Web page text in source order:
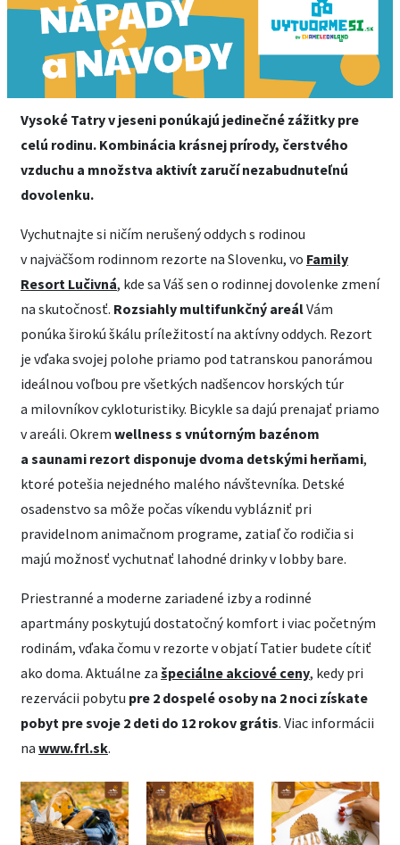
Vysoké Tatry v jeseni ponúkajú jedinečné zážitky pre
celú rodinu. Kombinácia krásnej prírody, čerstvého
vzduchu a množstva aktivít zaručí nezabudnuteľnú
dovolenku.
Vychutnajte si ničím nerušený oddych s rodinou
v najväčšom rodinnom rezorte na Slovenku, vo Family
Resort Lučivná, kde sa Váš sen o rodinnej dovolenke zmení
na skutočnosť. Rozsiahly multifunkčný areálVám
ponúka širokú škálu príležitostí na aktívny oddych. Rezort
je vďaka svojej polohe priamo pod tatranskou panorámou
ideálnou voľbou pre všetkých nadšencov horských túr
a milovníkov cykloturistiky. Bicykle sa dajú prenajať priamo
v areáli. Okrem wellness s vnútorným bazénom
a saunami rezort disponuje dvoma detskými herňami,
ktoré potešia nejedného malého návštevníka. Detské
osadenstvo sa môže počas víkendu vyblázniť pri
pravidelnom animačnom programe, zatiaľ čo rodičia si
majú možnosť vychutnať lahodné drinky v lobby bare.
Priestranné a moderne zariadené izby a rodinné
apartmány poskytujú dostatočný komfort i viac početným
rodinám, vďaka čomu v rezorte v objatí Tatier budete cítiť
ako doma. Aktuálne za špeciálne akciové ceny, kedy pri
rezervácii pobytu pre 2 dospelé osoby na 2 noci získate
pobyt pre svoje 2 deti do 12 rokov grátis. Viac informácii
na www.frl.sk.